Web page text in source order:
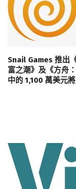
Snail Games 推出
富之潮》及《方舟
中的 1,100 萬美元